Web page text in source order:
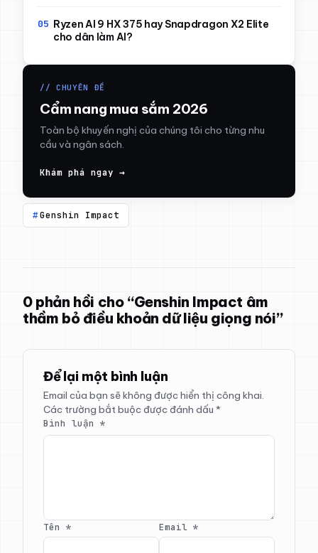
Ryzen AI 9 HX 375 hay Snapdragon X2 Elite
cho dân làm AI?
// CHUYÊN ĐỀ
Cẩm nang mua sắm 2026
Toàn bộ khuyến nghị của chúng tôi cho từng nhu
cầu và ngân sách.
Khám phá ngay →
Genshin Impact
0 phản hồi cho “Genshin Impact âm
thầm bỏ điều khoản dữ liệu giọng nói”
Để lại một bình luận
Email của bạn sẽ không được hiển thị công khai.
Các trường bắt buộc được đánh dấu *
Bình luận *
Tên * Email *